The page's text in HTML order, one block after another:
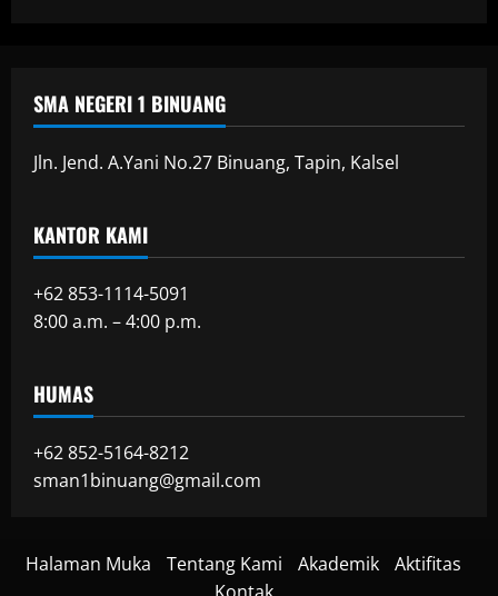
SMA NEGERI 1 BINUANG
Jln. Jend. A.Yani No.27 Binuang, Tapin, Kalsel
KANTOR KAMI
+62 853-1114-5091
8:00 a.m. – 4:00 p.m.
HUMAS
+62 852-5164-8212
sman1binuang@gmail.com
Halaman Muka Tentang Kami Akademik
Aktifitas